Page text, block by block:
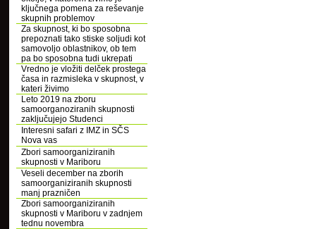
ključnega pomena za reševanje
skupnih problemov
Za skupnost, ki bo sposobna
prepoznati tako stiske soljudi kot
samovoljo oblastnikov, ob tem
pa bo sposobna tudi ukrepati
Vredno je vložiti delček prostega
časa in razmisleka v skupnost, v
kateri živimo
Leto 2019 na zboru
samoorganoziranih skupnosti
zaključujejo Studenci
Interesni safari z IMZ in SČS
Nova vas
Zbori samoorganiziranih
skupnosti v Mariboru
Veseli december na zborih
samoorganiziranih skupnosti
manj prazničen
Zbori samoorganiziranih
skupnosti v Mariboru v zadnjem
tednu novembra